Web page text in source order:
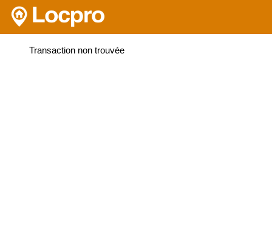
Transaction non trouvée